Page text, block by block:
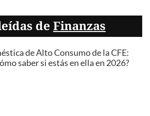
de Finanzas
de Alto Consumo de la CFE:
saber si estás en ella en 2026?